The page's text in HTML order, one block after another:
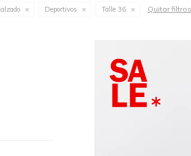
Deportivos Talle 36 Quitar filtros